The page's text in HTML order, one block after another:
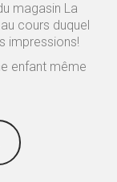
magasin La
cours duquel
impressions!
enfant même